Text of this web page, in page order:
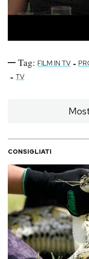
Tag: FILM IN TV -
- TV
CONSIGLIATI